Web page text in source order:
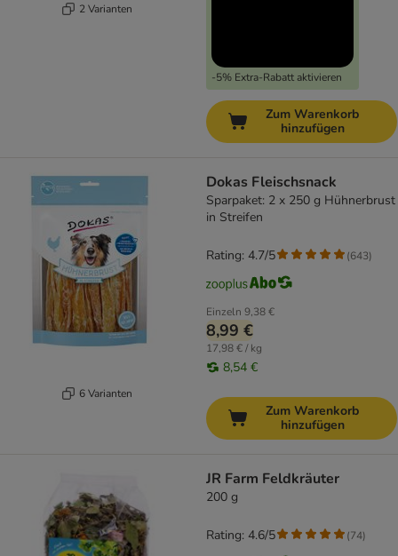
2 Varianten
-5% Extra-Rabatt aktivieren
Zum Warenkorb
hinzufügen
6 Varianten
Dokas Fleischsnack
Sparpaket: 2 x 250 g Hühnerbrust
in Streifen
Einzeln 9,38 €
8,99 €
17,98 € / kg
8,54 €
Rating: 4.7/5 (643)
Zum Warenkorb
hinzufügen
JR Farm Feldkräuter
200 g
Rating: 4.6/5 (74)